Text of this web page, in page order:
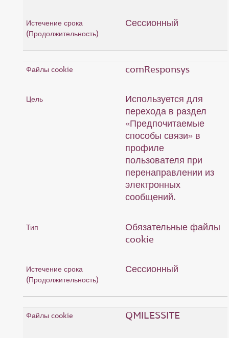
Сессионный
comResponsys
Используется для
перехода в раздел
«Предпочитаемые
способы связи» в
профиле
пользователя при
перенаправлении из
электронных
сообщений.
Обязательные файлы
cookie
Сессионный
QMILESSITE